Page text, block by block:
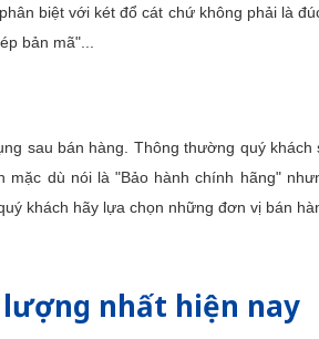
biệt với két đổ cát chứ không phải là
bản mã"...
sau bán hàng. Thông thường quý khách
dù nói là "Bảo hành chính hãng"
khách hãy lựa chọn những đơn vị bán
nhất hiện nay